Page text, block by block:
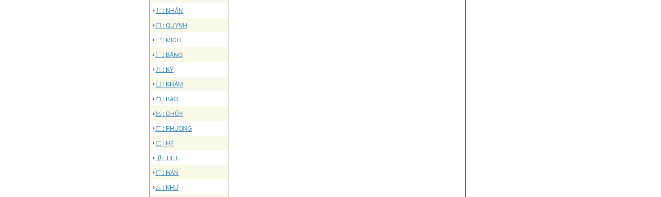
儿 : NHÂN
冂 : QUYNH
冖 : MỊCH
冫 : BĂNG
几 : KỶ
凵 : KHẢM
勹 : BAO
匕 : CHỦY
匚 : PHƯƠNG
匸 : HỆ
卩 : TIẾT
厂 : HÁN
厶 : KHƯ